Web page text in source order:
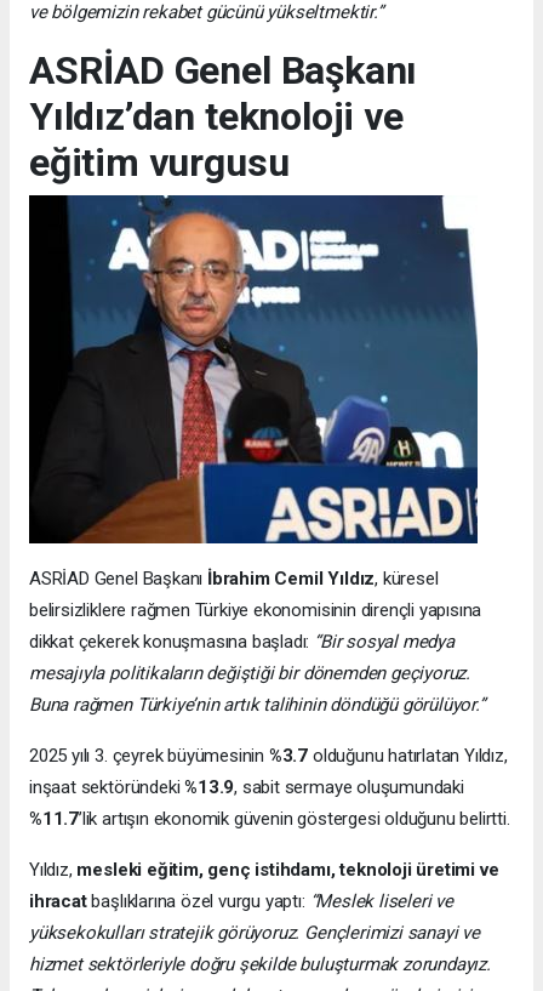
ve bölgemizin rekabet gücünü yükseltmektir.”
ASRİAD Genel Başkanı
Yıldız’dan teknoloji ve
eğitim vurgusu
ASRİAD Genel Başkanı İbrahim Cemil Yıldız, küresel
belirsizliklere rağmen Türkiye ekonomisinin dirençli yapısına
dikkat çekerek konuşmasına başladı: “Bir sosyal medya
mesajıyla politikaların değiştiği bir dönemden geçiyoruz.
Buna rağmen Türkiye’nin artık talihinin döndüğü görülüyor.”
2025 yılı 3. çeyrek büyümesinin %3.7 olduğunu hatırlatan Yıldız,
inşaat sektöründeki%13.9, sabit sermaye oluşumundaki
%11.7’lik artışın ekonomik güvenin göstergesi olduğunu belirtti.
Yıldız, mesleki eğitim, genç istihdamı, teknoloji üretimi ve
ihracatbaşlıklarına özel vurgu yaptı: “Meslek liseleri ve
yüksekokulları stratejik görüyoruz. Gençlerimizi sanayi ve
hizmet sektörleriyle doğru şekilde buluşturmak zorundayız.